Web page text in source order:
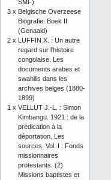
SMF)
3 x Belgische Overzeese
Biografie: Boek II
(Genaaid)
2 x LUFFIN X. : Un autre
regard sur l'histoire
congolaise. Les
documents arabes et
swahilis dans les
archives belges (1880-
1899)
1 x VELLUT J.-L. : Simon
Kimbangu. 1921 : de la
prédication à la
déportation. Les
sources. Vol. I : Fonds
missionnaires
protestants. (2)
Missions baptistes et